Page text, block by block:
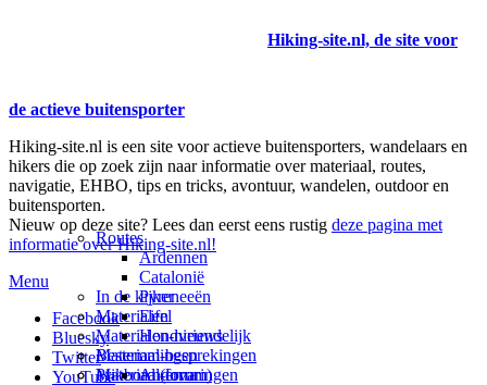
Hiking-site.nl, de site voor
de actieve buitensporter
Hiking-site.nl is een site voor actieve buitensporters, wandelaars en
hikers die op zoek zijn naar informatie over materiaal, routes,
navigatie, EHBO, tips en tricks, avontuur, wandelen, outdoor en
buitensporten.
Nieuw op deze site? Lees dan eerst eens rustig deze pagina met
informatie over Hiking-site.nl!
Menu
Facebook
Bluesky
Twitter
YouTubePrikbord (forum)
In de kijker
Materialen
Materialen-nieuws
Materiaal-besprekingen
Materiaal-ervaringen
Routes
Ardennen
Catalonië
Pyreneeën
Eifel
Hondvriendelijk
Bestemmingen
Andorra